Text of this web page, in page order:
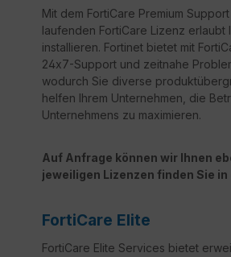
Mit dem FortiCare Premium
laufenden FortiCare Lizenz
installieren. Fortinet bietet mit
24x7-Support und zeitnahe
wodurch Sie diverse
helfen Ihrem Unternehmen, die
Unternehmens zu maximieren.
Auf Anfrage können wir Ihnen
jeweiligen Lizenzen finden Sie
FortiCare Elite
FortiCare Elite Services bietet